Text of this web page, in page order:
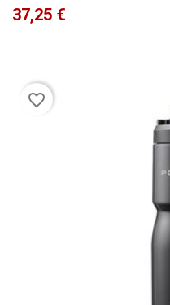
Precio
37,25 €
favorite_border